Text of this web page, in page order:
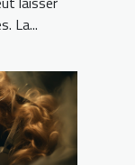
La...